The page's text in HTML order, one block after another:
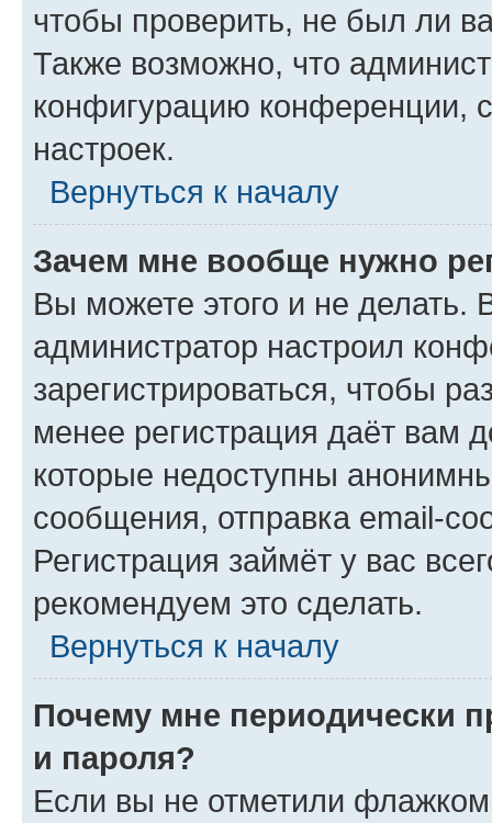
чтобы проверить, не был ли
Также возможно, что
конфигурацию конференции,
настроек.
Вернуться к началу
Зачем мне вообще нужно
Вы можете этого и не делать.
администратор настроил
зарегистрироваться, чтобы
менее регистрация даёт вам
которые недоступны
сообщения, отправка email-
Регистрация займёт у вас
рекомендуем это сделать.
Вернуться к началу
Почему мне периодически
и пароля?
Если вы не отметили